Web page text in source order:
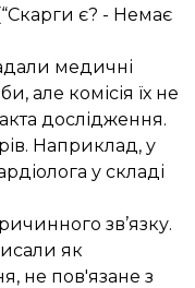
є? - Немає
медичні
але комісія їх не
дослідження.
Наприклад, у
у складі
зв’язку.
як
не пов'язане з